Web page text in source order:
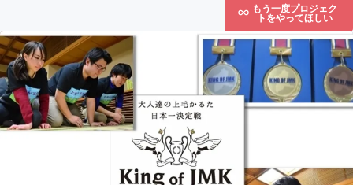
もう一度プロジェク
トをやってほしい